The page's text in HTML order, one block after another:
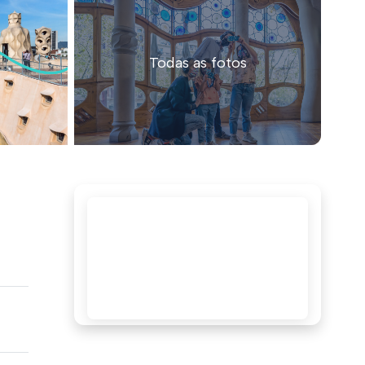
Todas as fotos